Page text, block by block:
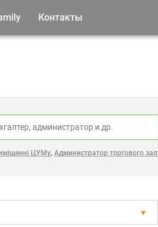
Контакты
ЦУМу, Администратор торгового